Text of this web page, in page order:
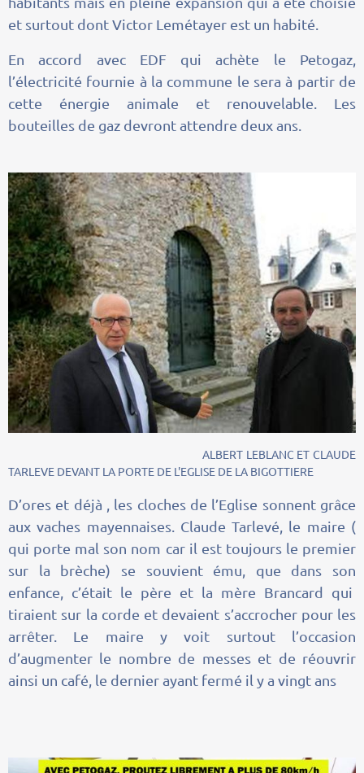
et surtout dont Victor Lemétayer est un habité.
En accord avec EDF qui achète le Petogaz,
l’électricité fournie à la commune le sera à partir de
cette énergie animale et renouvelable. Les
bouteilles de gaz devront attendre deux ans.
ALBERT LEBLANC ET CLAUDE
TARLEVE DEVANT LA PORTE DE L'EGLISE DE LA BIGOTTIERE
D’ores et déjà , les cloches de l’Eglise sonnent grâce
aux vaches mayennaises. Claude Tarlevé, le maire (
qui porte mal son nom car il est toujours le premier
sur la brèche) se souvient ému, que dans son
enfance, c’était le père et la mère Brancard qui
tiraient sur la corde et devaient s’accrocher pour les
arrêter. Le maire y voit surtout l’occasion
d’augmenter le nombre de messes et de réouvrir
ainsi un café, le dernier ayant fermé il y a vingt ans